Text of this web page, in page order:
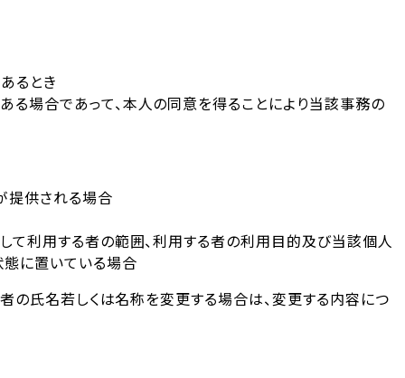
るとき
場合であって、本人の同意を得ることにより当該事務の
提供される場合
て利用する者の範囲、利用する者の利用目的及び当該個人
に置いている場合
氏名若しくは名称を変更する場合は、変更する内容につ